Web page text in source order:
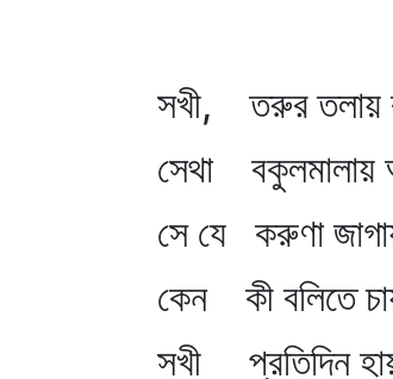
সখী, তরুর তলায়
সেথা বকুলমালায়
সে যে করুণা
কেন কী বলিতে
সখী প্রতিদিন